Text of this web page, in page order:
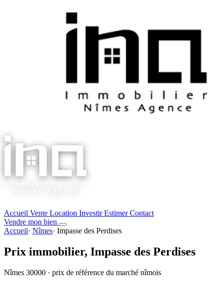
Accueil Vente Location InvestirEstimerContact
Vendre mon bien
Accueil· Nîmes· Impasse des Perdises
Prix immobilier, Impasse des Perdises
Nîmes 30000 · prix de référence du marché nîmois